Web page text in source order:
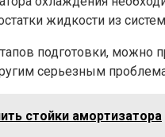
жидкости из
подготовки, можно
серьезным
стойки амортизатора